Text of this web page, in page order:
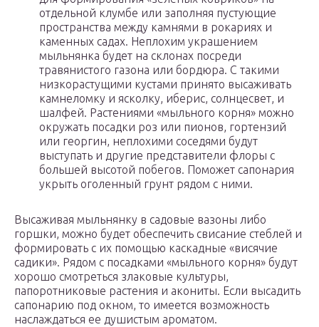
отдельной клумбе или заполняя пустующие
пространства между камнями в рокариях и
каменных садах. Неплохим украшением
мыльнянка будет на склонах посреди
травянистого газона или бордюра. С такими
низкорастущими кустами принято высаживать
камнеломку и ясколку, иберис, солнцесвет, и
шалфей. Растениями «мыльного корня» можно
окружать посадки роз или пионов, гортензий
или георгин, неплохими соседями будут
выступать и другие представители флоры с
большей высотой побегов. Поможет сапонария
укрыть оголенный грунт рядом с ними.
Высаживая мыльнянку в садовые вазоны либо
горшки, можно будет обеспечить свисание стеблей и
формировать с их помощью каскадные «висячие
садики». Рядом с посадками «мыльного корня» будут
хорошо смотреться злаковые культуры,
папоротниковые растения и акониты. Если высадить
сапонарию под окном, то имеется возможность
наслаждаться ее душистым ароматом.